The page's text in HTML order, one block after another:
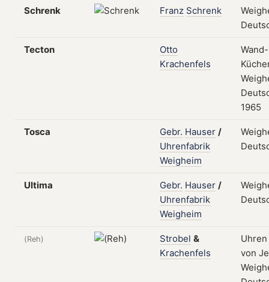
Schrenk Franz Schrenk
Tecton
Otto
Krachenfels
1965
Tosca Gebr. Hauser /
Uhrenfabrik
Weigheim
Ultima Gebr. Hauser /
Uhrenfabrik
Weigheim
(Reh) Strobel &
Krachenfels
von